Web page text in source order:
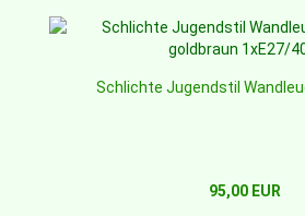
Schlichte Jugendstil
95,00 EUR